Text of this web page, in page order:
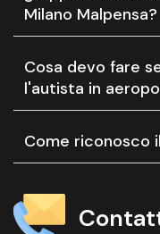
Milano Malpensa?
Cosa devo fare
l'autista in
Come riconosco